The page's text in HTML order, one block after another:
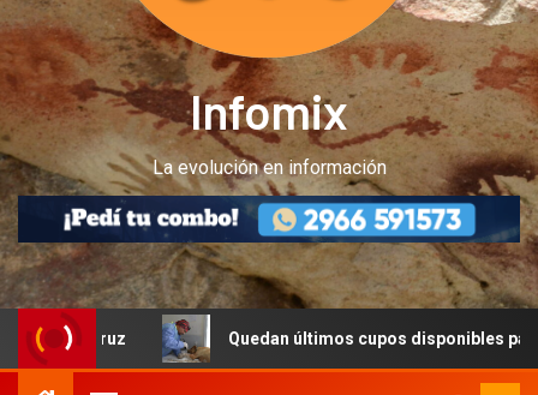
Infomix
La evolución en información
Quedan últimos cupos disponibles para